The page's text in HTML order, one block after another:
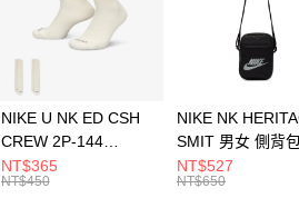
第一商業銀行
彰化商業銀行
NIKE U NK ED CSH
CREW 2P-144
EMBRDY 男女 短統襪
FZ3073133
NT$365
NT$450
NIKE NK
SMIT 男女 側背
BA5871010
NT$527
NT$650